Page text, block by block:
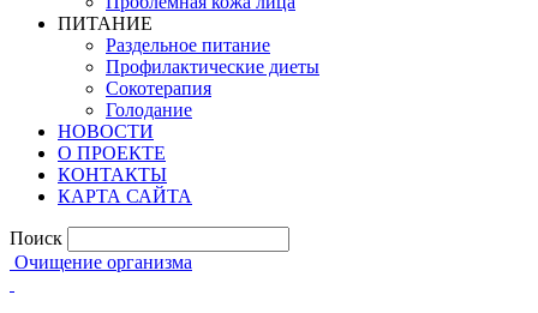
ПИТАНИЕ
Раздельное питание
Профилактические диеты
Сокотерапия
Голодание
НОВОСТИ
О ПРОЕКТЕ
КОНТАКТЫ
КАРТА САЙТА
Поиск
Очищение организма